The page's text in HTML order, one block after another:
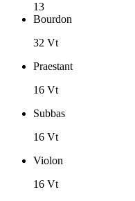
13
Bourdon
32 Vt
Praestant
16 Vt
Subbas
16 Vt
Violon
16 Vt